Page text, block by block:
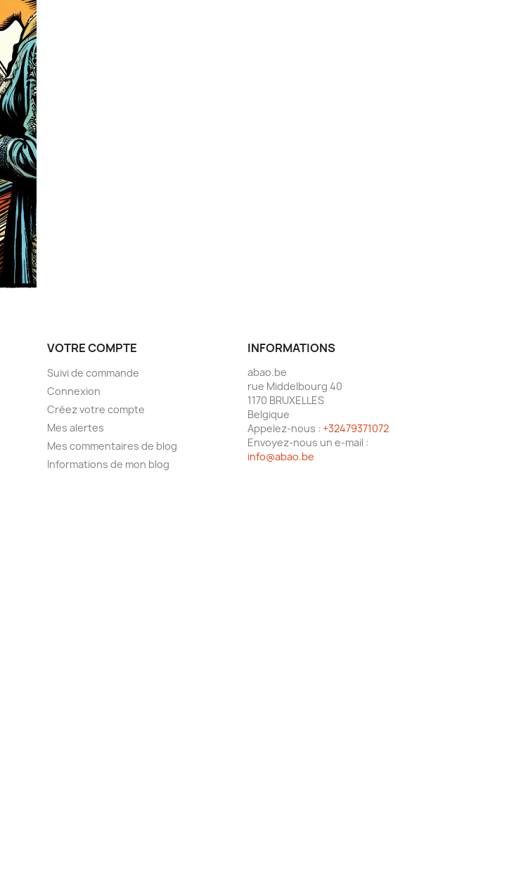
VOTRE COMPTE
Suivi de commande
Connexion
Créez votre compte
Mes alertes
Mes commentaires de blog
Informations de mon blog
INFORMATIONS
abao.be
rue Middelbourg 40
1170 BRUXELLES
Belgique
Appelez-nous : +32479371072
Envoyez-nous un e-mail :
info@abao.be